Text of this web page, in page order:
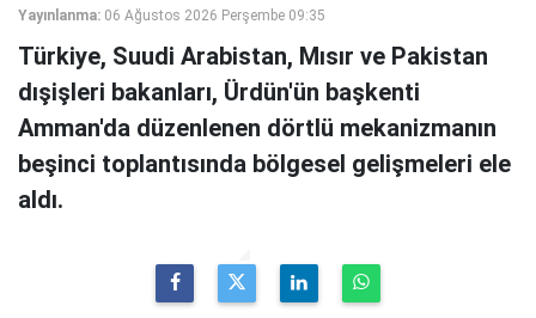
Yayınlanma: 06 Ağustos 2026 Perşembe 09:35
Türkiye, Suudi Arabistan, Mısır ve Pakistan
dışişleri bakanları, Ürdün'ün başkenti
Amman'da düzenlenen dörtlü mekanizmanın
beşinci toplantısında bölgesel gelişmeleri ele
aldı.